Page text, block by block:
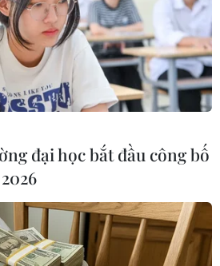
#Ngáo đá Nghệ An
đại học bắt đầu công bố